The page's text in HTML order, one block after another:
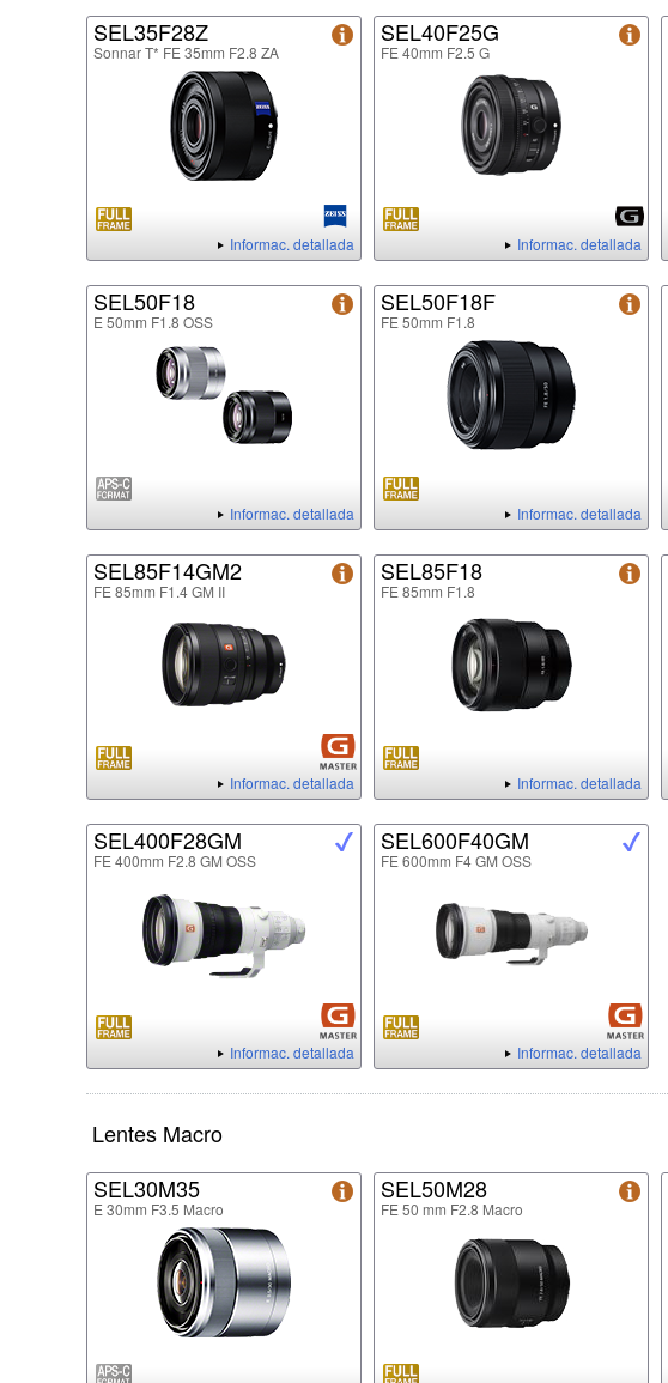
SEL35F28Z
Sonnar T* FE 35mm F2.8 ZA
Informac. detallada
SEL40F25G
FE 40mm F2.5 G
Informac. detallada
SEL50F18
E 50mm F1.8 OSS
Informac. detallada
SEL50F18F
FE 50mm F1.8
Informac. detallada
SEL85F14GM2
FE 85mm F1.4 GM II
Informac. detallada
SEL85F18
FE 85mm F1.8
Informac. detallada
SEL400F28GM
FE 400mm F2.8 GM OSS
Informac. detallada
SEL600F40GM
FE 600mm F4 GM OSS
Informac. detallada
Lentes Macro
SEL30M35
E 30mm F3.5 Macro
SEL50M28
FE 50 mm F2.8 Macro